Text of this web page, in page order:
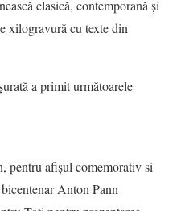
clasică, contemporană și
xilogravură cu texte din
a primit următoarele
pentru afișul comemorativ si
Anton Pann